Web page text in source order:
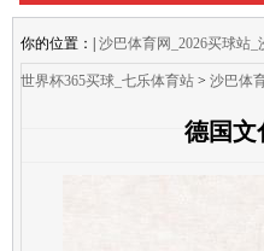
你的位置： 沙巴体育网_2026买球站
世界杯365买球_七乐体育站 > 沙巴体
德国文